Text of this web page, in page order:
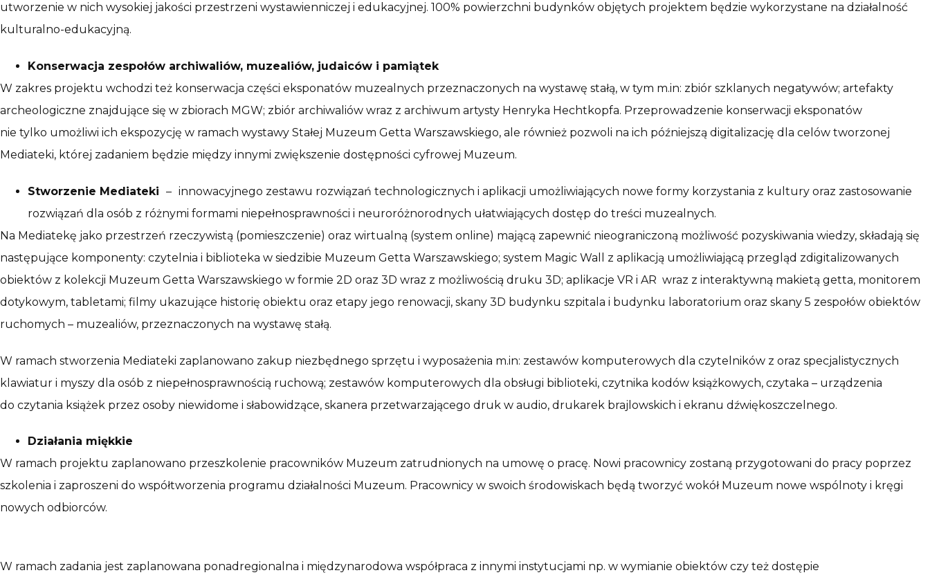
utworzenie w nich wysokiej jakości przestrzeni wystawienniczej i edukacyjnej. 100% powierzchni budynków objętych projektem będzie wykorzystane na działalność
kulturalno-edukacyjną.
Konserwacja zespołów archiwaliów, muzealiów, judaiców i pamiątek
W zakres projektu wchodzi też konserwacja części eksponatów muzealnych przeznaczonych na wystawę stałą, w tym m.in: zbiór szklanych negatywów; artefakty
archeologiczne znajdujące się w zbiorach MGW; zbiór archiwaliów wraz z archiwum artysty Henryka Hechtkopfa. Przeprowadzenie konserwacji eksponatów
nie tylko umożliwi ich ekspozycję w ramach wystawy Stałej Muzeum Getta Warszawskiego, ale również pozwoli na ich późniejszą digitalizację dla celów tworzonej
Mediateki, której zadaniem będzie między innymi zwiększenie dostępności cyfrowej Muzeum.
Stworzenie Mediateki – innowacyjnego zestawu rozwiązań technologicznych i aplikacji umożliwiających nowe formy korzystania z kultury oraz zastosowanie
rozwiązań dla osób z różnymi formami niepełnosprawności i neuroróżnorodnych ułatwiających dostęp do treści muzealnych.
Na Mediatekę jako przestrzeń rzeczywistą (pomieszczenie) oraz wirtualną (system online) mającą zapewnić nieograniczoną możliwość pozyskiwania wiedzy, składają się
następujące komponenty: czytelnia i biblioteka w siedzibie Muzeum Getta Warszawskiego; system Magic Wall z aplikacją umożliwiającą przegląd zdigitalizowanych
obiektów z kolekcji Muzeum Getta Warszawskiego w formie 2D oraz 3D wraz z możliwością druku 3D; aplikacje VR i AR wraz z interaktywną makietą getta, monitorem
dotykowym, tabletami; filmy ukazujące historię obiektu oraz etapy jego renowacji, skany 3D budynku szpitala i budynku laboratorium oraz skany 5 zespołów obiektów
ruchomych – muzealiów, przeznaczonych na wystawę stałą.
W ramach stworzenia Mediateki zaplanowano zakup niezbędnego sprzętu i wyposażenia m.in: zestawów komputerowych dla czytelników z oraz specjalistycznych
klawiatur i myszy dla osób z niepełnosprawnością ruchową; zestawów komputerowych dla obsługi biblioteki, czytnika kodów książkowych, czytaka – urządzenia
do czytania książek przez osoby niewidome i słabowidzące, skanera przetwarzającego druk w audio, drukarek brajlowskich i ekranu dźwiękoszczelnego.
Działania miękkie
W ramach projektu zaplanowano przeszkolenie pracowników Muzeum zatrudnionych na umowę o pracę. Nowi pracownicy zostaną przygotowani do pracy poprzez
szkolenia i zaproszeni do współtworzenia programu działalności Muzeum. Pracownicy w swoich środowiskach będą tworzyć wokół Muzeum nowe wspólnoty i kręgi
nowych odbiorców.
W ramach zadania jest zaplanowana ponadregionalna i międzynarodowa współpraca z innymi instytucjami np. w wymianie obiektów czy też dostępie